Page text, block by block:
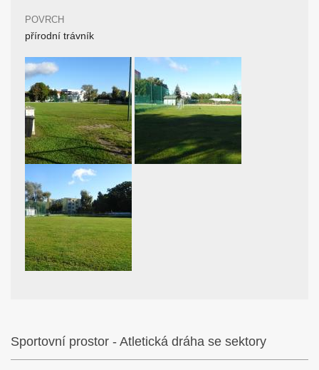
POVRCH
přírodní trávník
Sportovní prostor - Atletická dráha se sektory